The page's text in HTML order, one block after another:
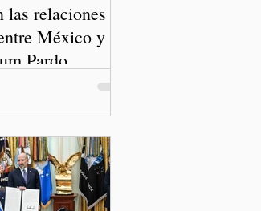
las relaciones
México y
Pardo